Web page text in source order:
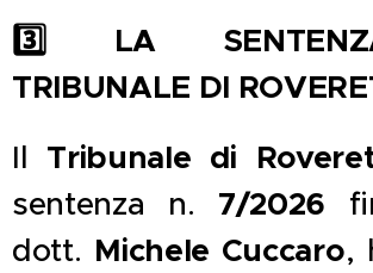
3️ LA
TRIBUNALE DI
Il Tribunale di
sentenza n. 7/2026
dott. Michele Cuccaro,